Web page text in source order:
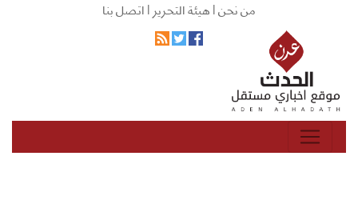
من نحن |هيئة التحرير |اتصل بنا